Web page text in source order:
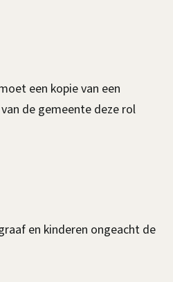
een kopie van een
de gemeente deze rol
en kinderen ongeacht de